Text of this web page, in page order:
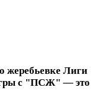
жеребьевке Лиги
с "ПСЖ" — это